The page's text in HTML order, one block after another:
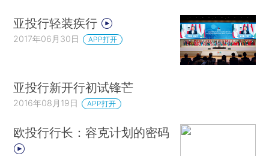
亚投行轻装疾行
2017年06月30日 APP打开
亚投行新开行初试锋芒
2016年08月19日 APP打开
欧投行行长：容克计划的密码